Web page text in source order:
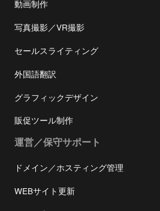
動画制作
写真撮影／VR撮影
セールスライティング
外国語翻訳
グラフィックデザイン
販促ツール制作
運営／保守サポート
ドメイン／ホスティング管理
WEBサイト更新